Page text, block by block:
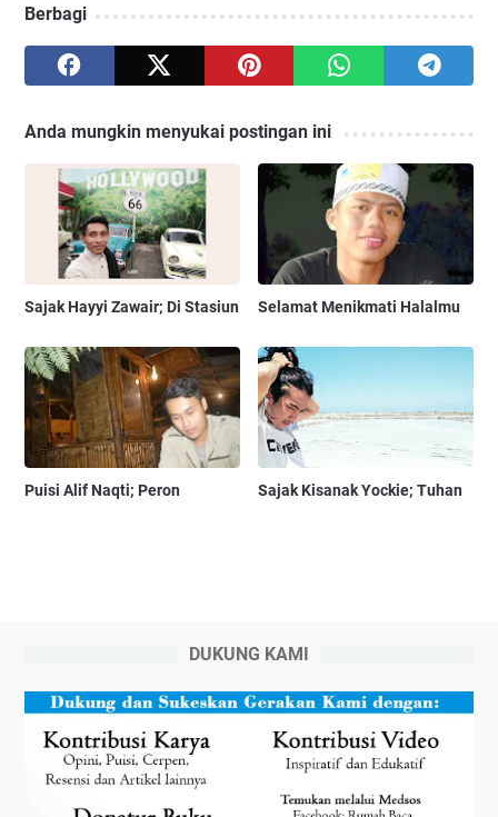
Berbagi
Anda mungkin menyukai postingan ini
Sajak Hayyi Zawair; Di Stasiun Selamat Menikmati Halalmu
Puisi Alif Naqti; Peron Sajak Kisanak Yockie; Tuhan
DUKUNG KAMI